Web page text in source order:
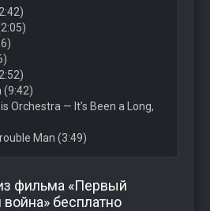
(9:42)
Orchestra — It’s Been a Long,
Man (3:49)
фильма «Первый
бесплатно